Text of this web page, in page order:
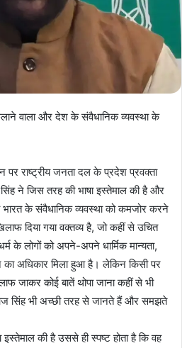
वाला और देश के संवैधानिक व्यवस्था के
पर राष्ट्रीय जनता दल के प्रदेश प्रवक्ता
ने जिस तरह की भाषा इस्तेमाल की है और
के संवैधानिक व्यवस्था को कमजोर करने
दिया गया वक्तव्य है, जो कहीं से उचित
के लोगों को अपने-अपने धार्मिक मान्यता,
का अधिकार मिला हुआ है। लेकिन किसी पर
जाकर कोई बातें थोपा जाना कहीं से भी
सिंह भी अच्छी तरह से जानते हैं और समझते
इस्तेमाल की है उससे ही स्पष्ट होता है कि वह